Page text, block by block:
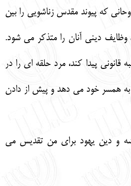
كه پيوند مقدس زناشويي را بين
وظايف ديني آنان را متذكر مي شود.
قانوني پيدا كند، مرد حلقه اي را در
به همسر خود مي دهد و پيش از دادن
و دين يهود براي من تقديس مي